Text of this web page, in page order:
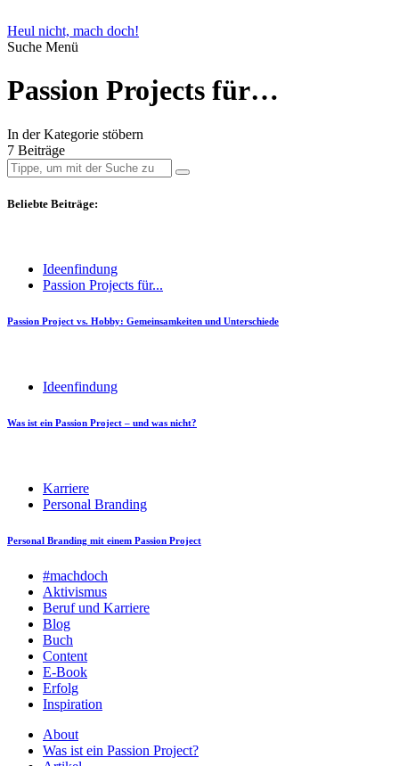
Heul nicht, mach doch!
Suche Menü
Passion Projects für…
In der Kategorie stöbern
7 Beiträge
Beliebte Beiträge:
Ideenfindung
Passion Projects für...
Passion Project vs. Hobby: Gemeinsamkeiten und Unterschiede
Ideenfindung
Was ist ein Passion Project – und was nicht?
Karriere
Personal Branding
Personal Branding mit einem Passion Project
#machdoch
Aktivismus
Beruf und Karriere
Blog
Buch
Content
E-Book
Erfolg
Inspiration
About
Was ist ein Passion Project?